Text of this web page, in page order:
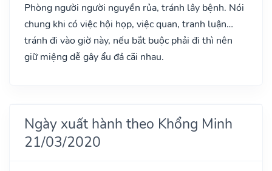
Phòng người người nguyền rủa, tránh lây bệnh. Nói
chung khi có việc hội họp, việc quan, tranh luận…
tránh đi vào giờ này, nếu bắt buộc phải đi thì nên
giữ miệng dễ gây ẩu đả cãi nhau.
Ngày xuất hành theo Khổng Minh
21/03/2020